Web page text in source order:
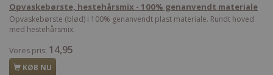
Opvaskebørste, hestehårsmix - 100% genanvendt materiale
Opvaskebørste (blød) i 100% genanvendt plast materiale. Rundt hoved
med hestehårsmix.
Vores pris: 14,95
KØB NU